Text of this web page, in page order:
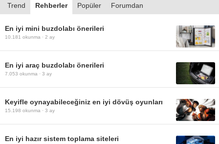
Trend Rehberler Popüler Forumdan
En iyi mini buzdolabı önerileri
10.181 okunma · 2 ay
En iyi araç buzdolabı önerileri
7.053 okunma · 3 ay
Keyifle oynayabileceğiniz en iyi dövüş oyunları
15.198 okunma · 3 ay
En iyi hazır sistem toplama siteleri